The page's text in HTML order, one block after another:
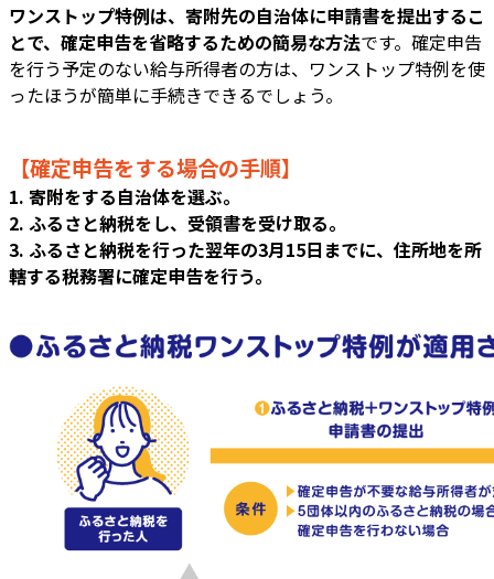
ワンストップ特例は、寄附先の自治体に申請書を提出するこ
とで、確定申告を省略するための簡易な方法です。確定申告
を行う予定のない給与所得者の方は、ワンストップ特例を使
ったほうが簡単に手続きできるでしょう。
【確定申告をする場合の手順】
1. 寄附をする自治体を選ぶ。
2. ふるさと納税をし、受領書を受け取る。
3. ふるさと納税を行った翌年の3月15日までに、住所地を所
轄する税務署に確定申告を行う。